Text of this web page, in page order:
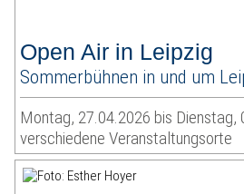
Open Air in Leipzig
Sommerbühnen in und um
Montag, 27.04.2026 bis Dienstag,
verschiedene Veranstaltungsorte